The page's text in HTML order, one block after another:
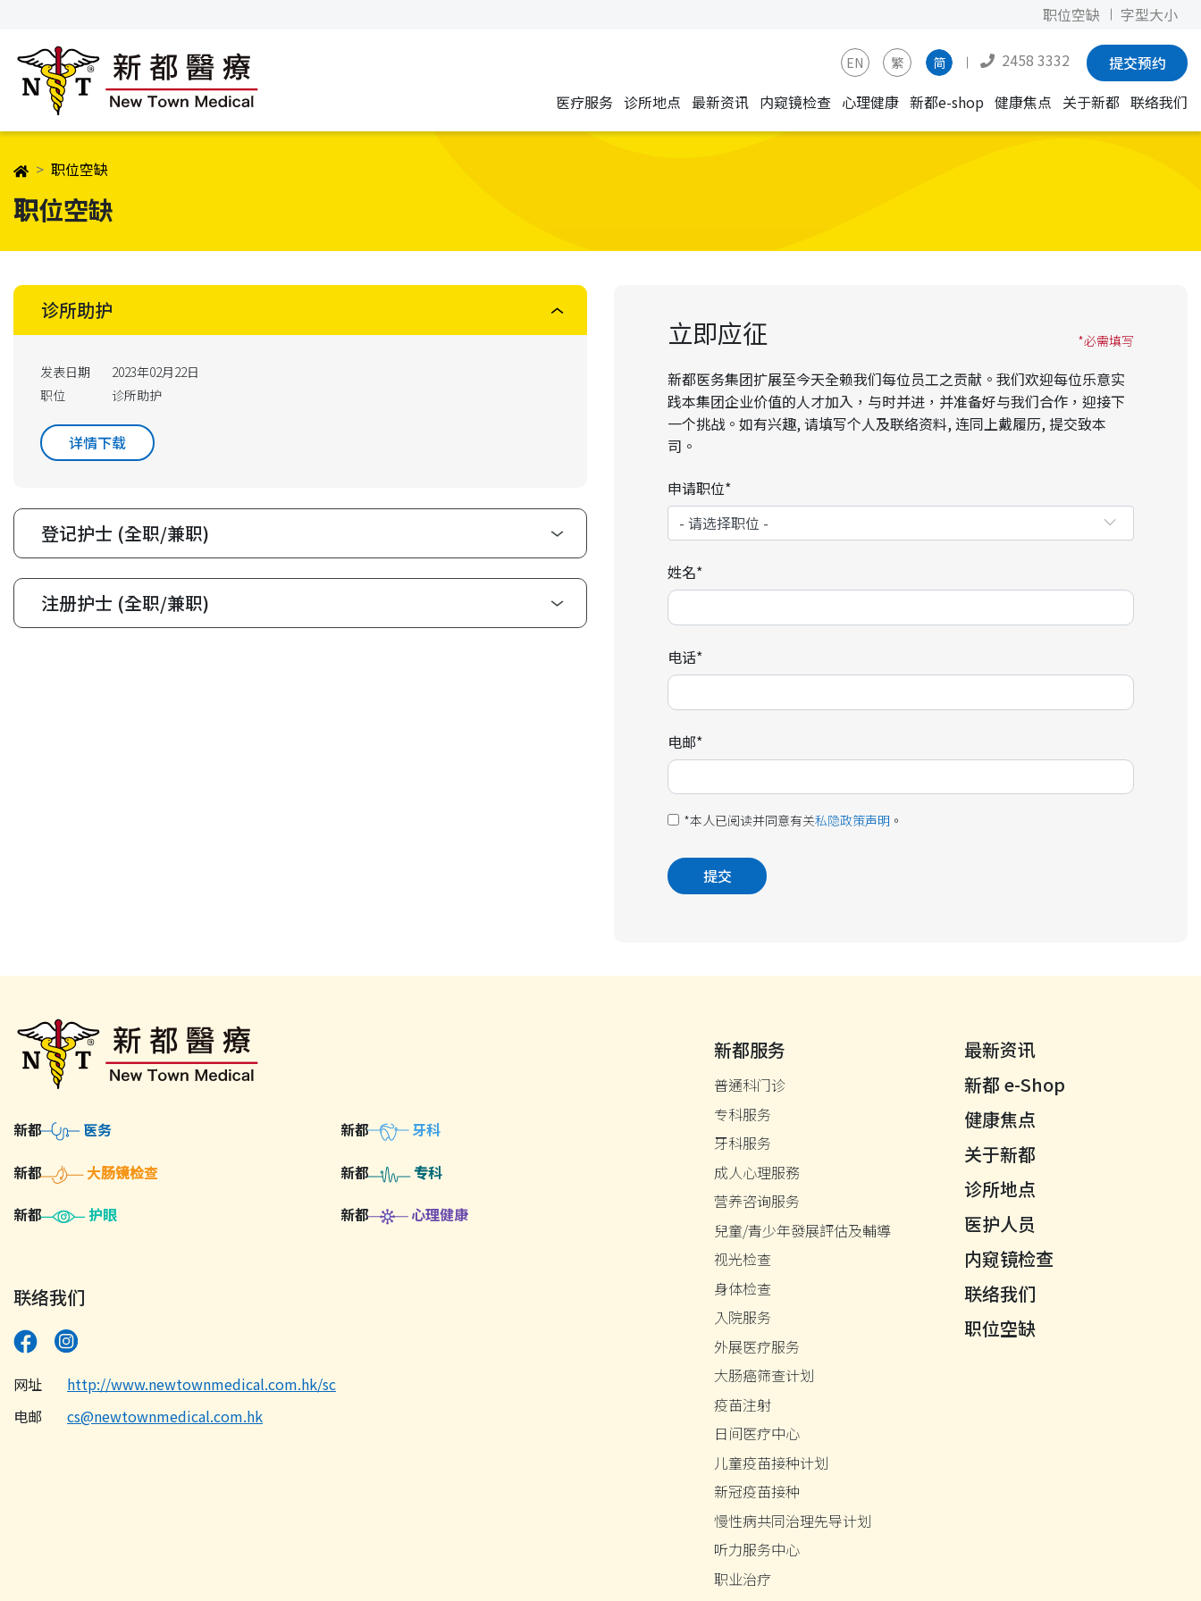
职位空缺 字型大小
EN 繁 简 2458 3332
提交预约
医疗服务 诊所地点 最新资讯 内窥镜检查 心理健康 新都e-shop 健康焦点 关于新都 联络我们
职位空缺
职位空缺
诊所助护
发表日期
2023年02月22日
职位
诊所助护
详情下载
登记护士 (全职/兼职)
注册护士 (全职/兼职)
立即应征 *必需填写
新都医务集团扩展至今天全赖我们每位员工之贡献。我们欢迎每位乐意实
践本集团企业价值的人才加入，与时并进，并准备好与我们合作，迎接下
一个挑战。如有兴趣, 请填写个人及联络资料, 连同上戴履历, 提交致本
司。
申请职位*
姓名*
电话*
电邮*
*本人已阅读并同意有关私隐政策声明 。
新都 医务 新都
牙科
新都
大肠镜检查 新都
专科
新都
护眼 新都 心理健康
联络我们
网址
http://www.newtownmedical.com.hk/sc
电邮
cs@newtownmedical.com.hk
新都服务
普通科门诊
专科服务
牙科服务
成人心理服務
营养咨询服务
兒童/青少年發展評估及輔導
视光检查
身体检查
入院服务
外展医疗服务
大肠癌筛查计划
疫苗注射
日间医疗中心
儿童疫苗接种计划
新冠疫苗接种
慢性病共同治理先导计划
听力服务中心
职业治疗
最新资讯
新都 e-Shop
健康焦点
关于新都
诊所地点
医护人员
内窥镜检查
联络我们
职位空缺